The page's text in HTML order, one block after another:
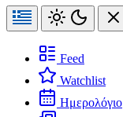
Feed
Watchlist
Ημερολόγιο